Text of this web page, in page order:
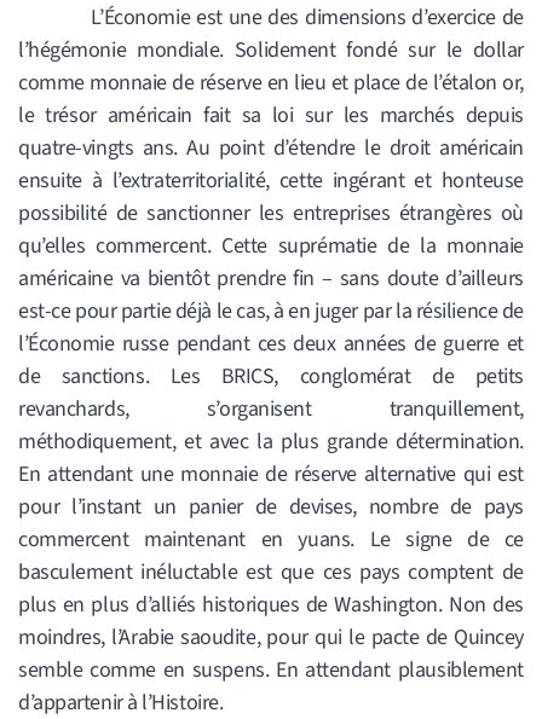
L’Économie est une des dimensions d’exercice de
l’hégémonie mondiale. Solidement fondé sur le dollar
comme monnaie de réserve en lieu et place de l’étalon or,
le trésor américain fait sa loi sur les marchés depuis
quatre-vingts ans. Au point d’étendre le droit américain
ensuite à l’extraterritorialité, cette ingérant et honteuse
possibilité de sanctionner les entreprises étrangères où
qu’elles commercent. Cette suprématie de la monnaie
américaine va bientôt prendre fin – sans doute d’ailleurs
est-ce pour partie déjà le cas, à en juger par la résilience de
l’Économie russe pendant ces deux années de guerre et
de sanctions. Les BRICS, conglomérat de petits
revanchards, s’organisent tranquillement,
méthodiquement, et avec la plus grande détermination.
En attendant une monnaie de réserve alternative qui est
pour l’instant un panier de devises, nombre de pays
commercent maintenant en yuans. Le signe de ce
basculement inéluctable est que ces pays comptent de
plus en plus d’alliés historiques de Washington. Non des
moindres, l’Arabie saoudite, pour qui le pacte de Quincey
semble comme en suspens. En attendant plausiblement
d’appartenir à l’Histoire.